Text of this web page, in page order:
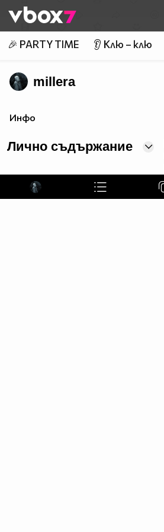
👾
🎉 PARTY TIME 👂 Клю – клю
millera
Инфо
Лично съдържание